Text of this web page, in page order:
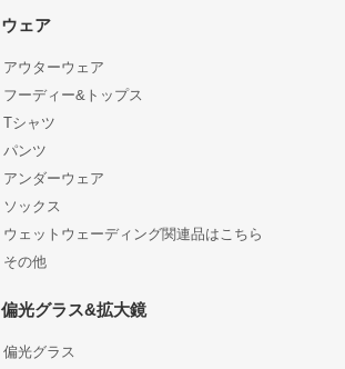
ウェア
アウターウェア
フーディー&トップス
Tシャツ
パンツ
アンダーウェア
ソックス
ウェットウェーディング関連品はこちら
その他
偏光グラス&拡大鏡
偏光グラス